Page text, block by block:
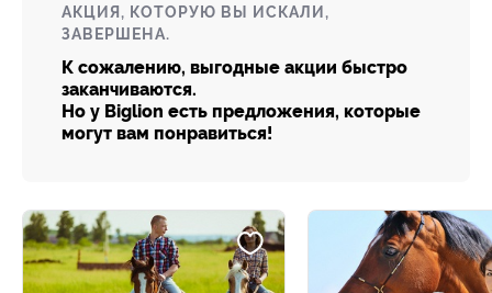
АКЦИЯ, КОТОРУЮ ВЫ ИСКАЛИ,
ЗАВЕРШЕНА.
К сожалению, выгодные акции быстро
заканчиваются.
Но у Biglion есть предложения, которые
могут вам понравиться!